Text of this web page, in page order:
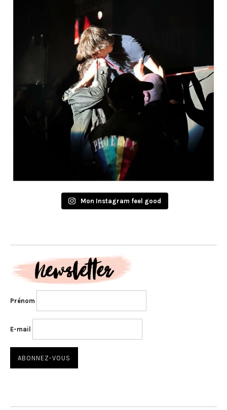
Mon Instagram feel good
Prénom
E-mail